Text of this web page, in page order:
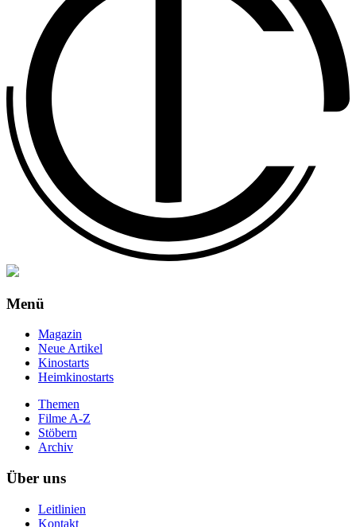
Menü
Magazin
Neue Artikel
Kinostarts
Heimkinostarts
Themen
Filme A-Z
Stöbern
Archiv
Über uns
Leitlinien
Kontakt